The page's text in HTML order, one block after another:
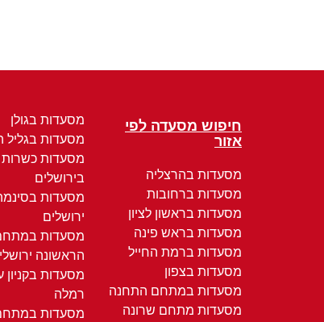
חיפוש מסעדה לפי
אזור
מסעדות בהרצליה
מסעדות ברחובות
מסעדות בראשון לציון
מסעדות בראש פינה
מסעדות ברמת החייל
מסעדות בצפון
מסעדות במתחם התחנה
מסעדות מתחם שרונה
מסעדות בגולן
מסעדות בגליל
מסעדות כשרות
בירושלים
מסעדות
ירושלים
מסעדות
הראשונה
מסעדות בקניון
רמלה
מסעדות